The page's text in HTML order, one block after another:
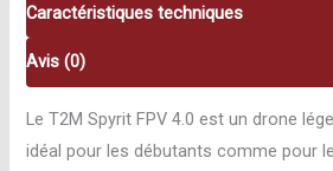
4.0
T5194
Caractéristiques techniques
Avis (0)
Le T2M Spyrit FPV 4.0 est un drone
idéal pour les débutants comme pour